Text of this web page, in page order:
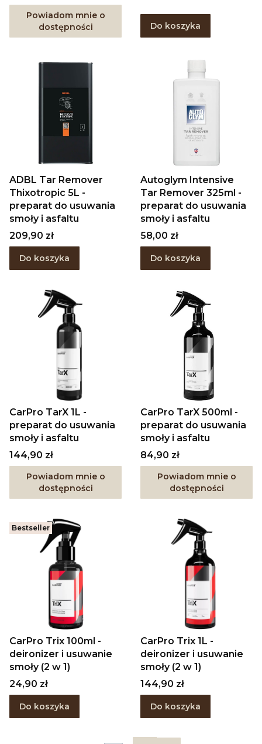
Powiadom mnie o
dostępności
Do koszyka
ADBL Tar Remover
Thixotropic 5L -
preparat do usuwania
smoły i asfaltu
Cena
209,90 zł
Do koszyka
Autoglym Intensive
Tar Remover 325ml -
preparat do usuwania
smoły i asfaltu
Cena
58,00 zł
Do koszyka
CarPro TarX 1L -
preparat do usuwania
smoły i asfaltu
Cena
144,90 zł
Powiadom mnie o
dostępności
CarPro TarX 500ml -
preparat do usuwania
smoły i asfaltu
Cena
84,90 zł
Powiadom mnie o
dostępności
Bestseller
CarPro Trix 100ml -
deironizer i usuwanie
smoły (2 w 1)
Cena
24,90 zł
Do koszyka
CarPro Trix 1L -
deironizer i usuwanie
smoły (2 w 1)
Cena
144,90 zł
Do koszyka